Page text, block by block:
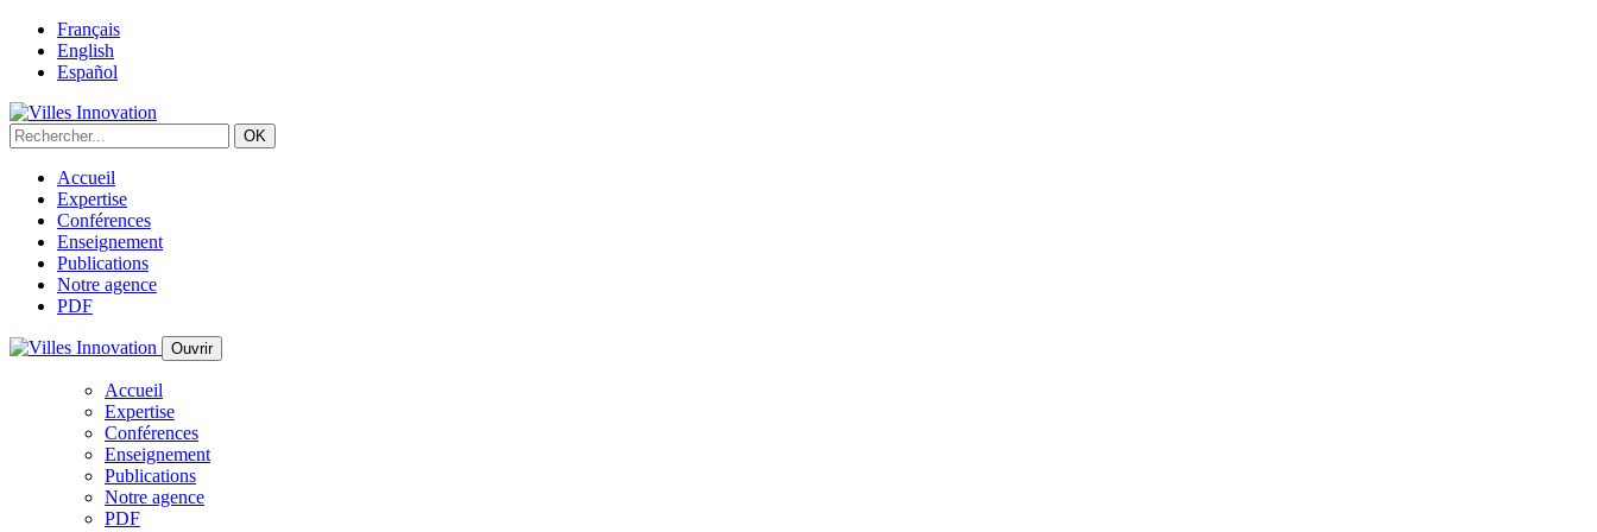
Français
English
Español
Accueil
Expertise
Conférences
Enseignement
Publications
Notre agence
PDF
Ouvrir
Accueil
Expertise
Conférences
Enseignement
Publications
Notre agence
PDF